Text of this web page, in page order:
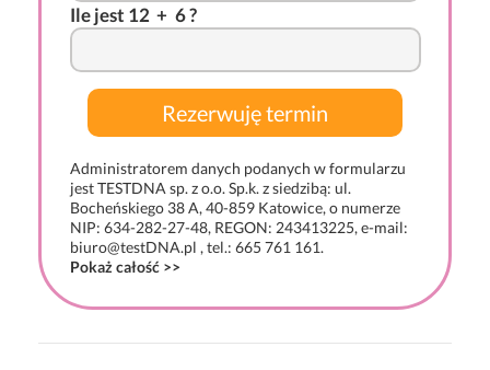
Ile jest 12 + 6 ?
Administratorem danych podanych w formularzu
jest TESTDNA sp. z o.o. Sp.k. z siedzibą: ul.
Bocheńskiego 38 A, 40-859 Katowice, o numerze
NIP: 634-282-27-48, REGON: 243413225, e-mail:
biuro@testDNA.pl , tel.: 665 761 161.
Pokaż całość >>